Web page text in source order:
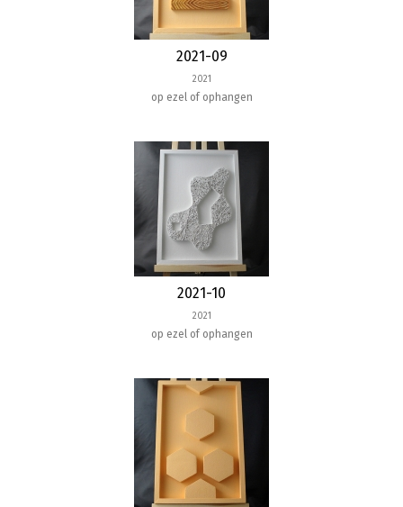
2021-09
2021
op ezel of ophangen
2021-10
2021
op ezel of ophangen